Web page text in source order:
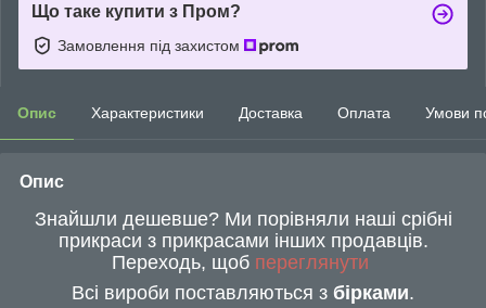
Що таке купити з Пром?
Замовлення під захистом
Опис Характеристики Доставка Оплата Умови
Опис
Знайшли дешевше? Ми порівняли наші срібні
прикраси з прикрасами інших продавців.
Переходь, щоб переглянути
Всі вироби поставляються з бірками.